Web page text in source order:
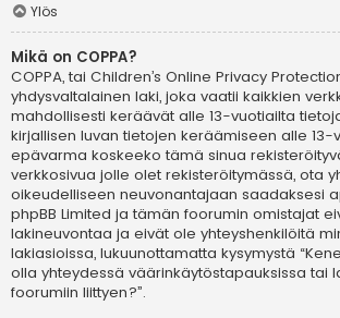
Ylös
Mikä on COPPA?
COPPA, tai Children’s Online Privacy
yhdysvaltalainen laki, joka vaatii kaikkien
mahdollisesti keräävät alle 13-vuotiailta
kirjallisen luvan tietojen keräämiseen alle
epävarma koskeeko tämä sinua
verkkosivua jolle olet rekisteröitymässä, ota
oikeudelliseen neuvonantajaan saadaksesi
phpBB Limited ja tämän foorumin omistajat
lakineuvontaa ja eivät ole yhteyshenkilöitä
lakiasioissa, lukuunottamatta kysymystä
olla yhteydessä väärinkäytöstapauksissa tai
foorumiin liittyen?”.